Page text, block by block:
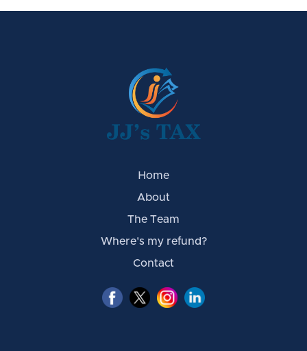
Home
About
The Team
Where's my refund?
Contact